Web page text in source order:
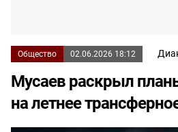
Общество 02.06.2026 18:12
Мусаев раскрыл
на летнее